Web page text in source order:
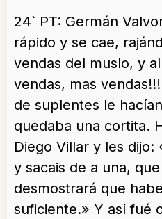
24` PT: Germán
rápido y se cae,
vendas del muslo, y al
vendas, mas
de suplentes le
quedaba una cortita.
Diego Villar y les dijo:
y sacais de a una,
desmostrará que
suficiente.» Y así fué